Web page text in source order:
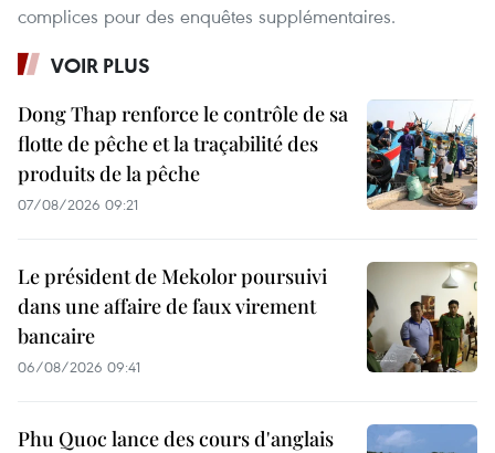
complices pour des enquêtes supplémentaires.
VOIR PLUS
Dong Thap renforce le contrôle de sa
flotte de pêche et la traçabilité des
produits de la pêche
07/08/2026 09:21
Le président de Mekolor poursuivi
dans une affaire de faux virement
bancaire
06/08/2026 09:41
Phu Quoc lance des cours d'anglais